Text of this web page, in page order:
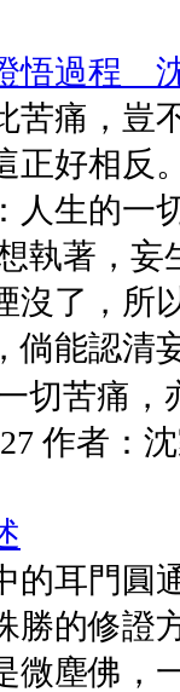
悟過程
苦痛，豈
正好相反
人生的一
執著，妄
沒了，所
倘能認清
切苦痛，
作者：
的耳門圓
勝的修證
微塵佛，